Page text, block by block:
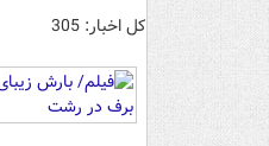
کل اخبار: 305